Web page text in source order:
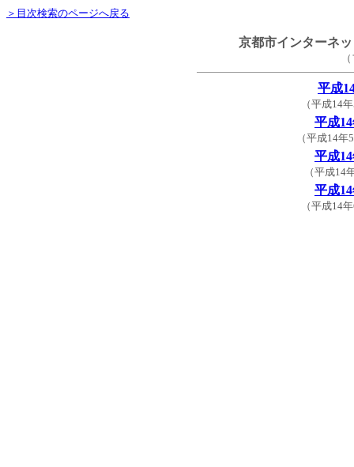
＞目次検索のページへ戻る
京都市インターネ
平成
（平成14
平成
（平成14
平成
（平成14
平成
（平成14